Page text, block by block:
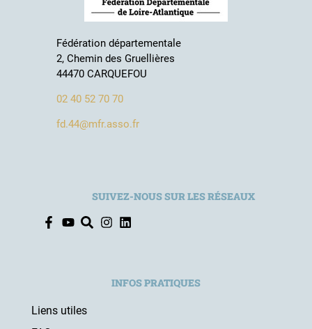
Fédération départementale
2, Chemin des Gruellières
44470 CARQUEFOU
02 40 52 70 70
fd.44@mfr.asso.fr
SUIVEZ-NOUS SUR LES RÉSEAUX
INFOS PRATIQUES
Liens utiles